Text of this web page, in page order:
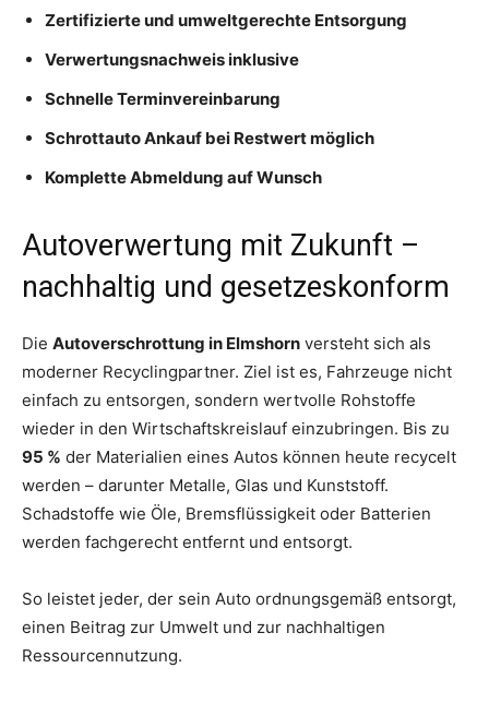
Zertifizierte und umweltgerechte Entsorgung
Verwertungsnachweis inklusive
Schnelle Terminvereinbarung
Schrottauto Ankauf bei Restwert möglich
Komplette Abmeldung auf Wunsch
Autoverwertung mit Zukunft –
nachhaltig und gesetzeskonform
Die Autoverschrottung in Elmshorn versteht sich als
moderner Recyclingpartner. Ziel ist es, Fahrzeuge nicht
einfach zu entsorgen, sondern wertvolle Rohstoffe
wieder in den Wirtschaftskreislauf einzubringen. Bis zu
95 % der Materialien eines Autos können heute recycelt
werden – darunter Metalle, Glas und Kunststoff.
Schadstoffe wie Öle, Bremsflüssigkeit oder Batterien
werden fachgerecht entfernt und entsorgt.
So leistet jeder, der sein Auto ordnungsgemäß entsorgt,
einen Beitrag zur Umwelt und zur nachhaltigen
Ressourcennutzung.